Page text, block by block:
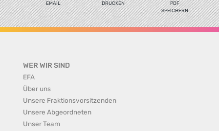
EMAIL DRUCKEN
PDF
SPEICHERN
WER WIR SIND
EFA
Über uns
Unsere Fraktionsvorsitzenden
Unsere Abgeordneten
Unser Team